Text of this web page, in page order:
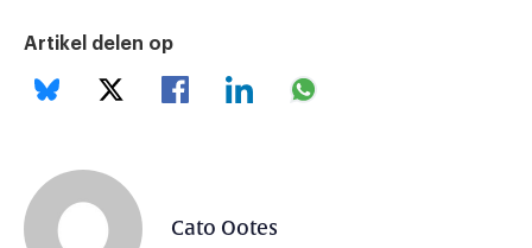
Artikel delen op
Cato Ootes